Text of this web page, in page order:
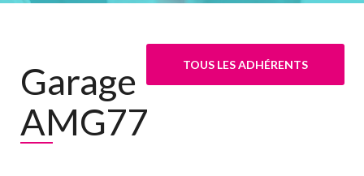
TOUS LES ADHÉRENTS
Garage
AMG77